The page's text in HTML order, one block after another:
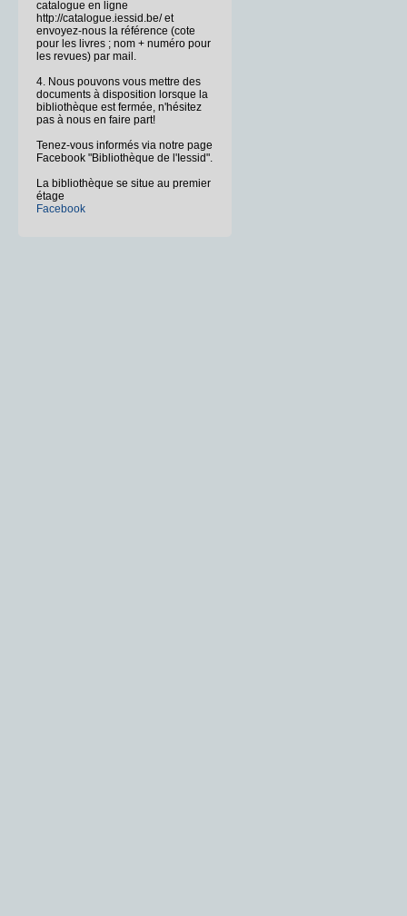
catalogue en ligne
http://catalogue.iessid.be/ et
envoyez-nous la référence (cote
pour les livres ; nom + numéro pour
les revues) par mail.
4. Nous pouvons vous mettre des
documents à disposition lorsque la
bibliothèque est fermée, n'hésitez
pas à nous en faire part!
Tenez-vous informés via notre page
Facebook "Bibliothèque de l'Iessid".
La bibliothèque se situe au premier
étage
Facebook